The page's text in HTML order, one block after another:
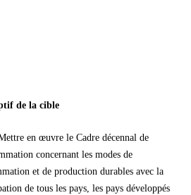
de la cible
en œuvre le Cadre décennal de
concernant les modes de
et de production durables avec la
de tous les pays, les pays développés